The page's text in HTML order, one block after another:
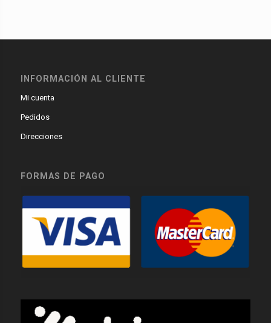
INFORMACIÓN AL CLIENTE
Mi cuenta
Pedidos
Direcciones
FORMAS DE PAGO